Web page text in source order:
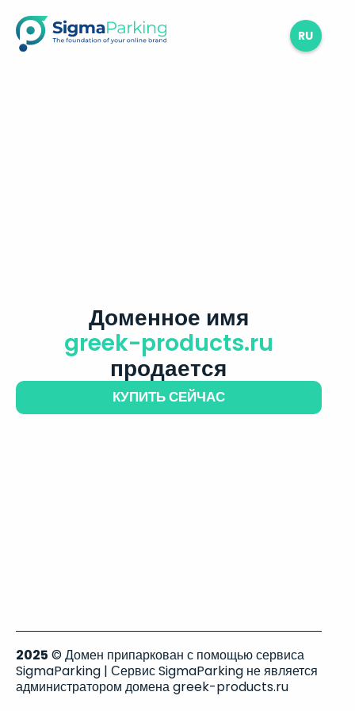
RU
Доменное имя
greek-products.ru
продается
КУПИТЬ СЕЙЧАС
2025 © Домен припаркован с помощью сервиса
SigmaParking | Сервис SigmaParking не является
администратором домена greek-products.ru